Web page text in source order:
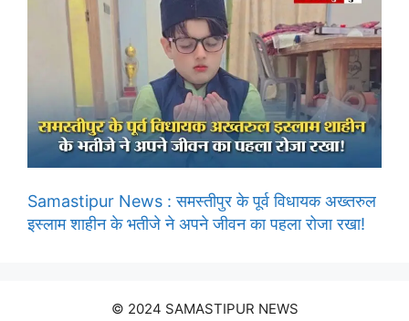
Samastipur News : समस्तीपुर के पूर्व विधायक अख्तरुल
इस्लाम शाहीन के भतीजे ने अपने जीवन का पहला रोजा रखा!
© 2024 SAMASTIPUR NEWS